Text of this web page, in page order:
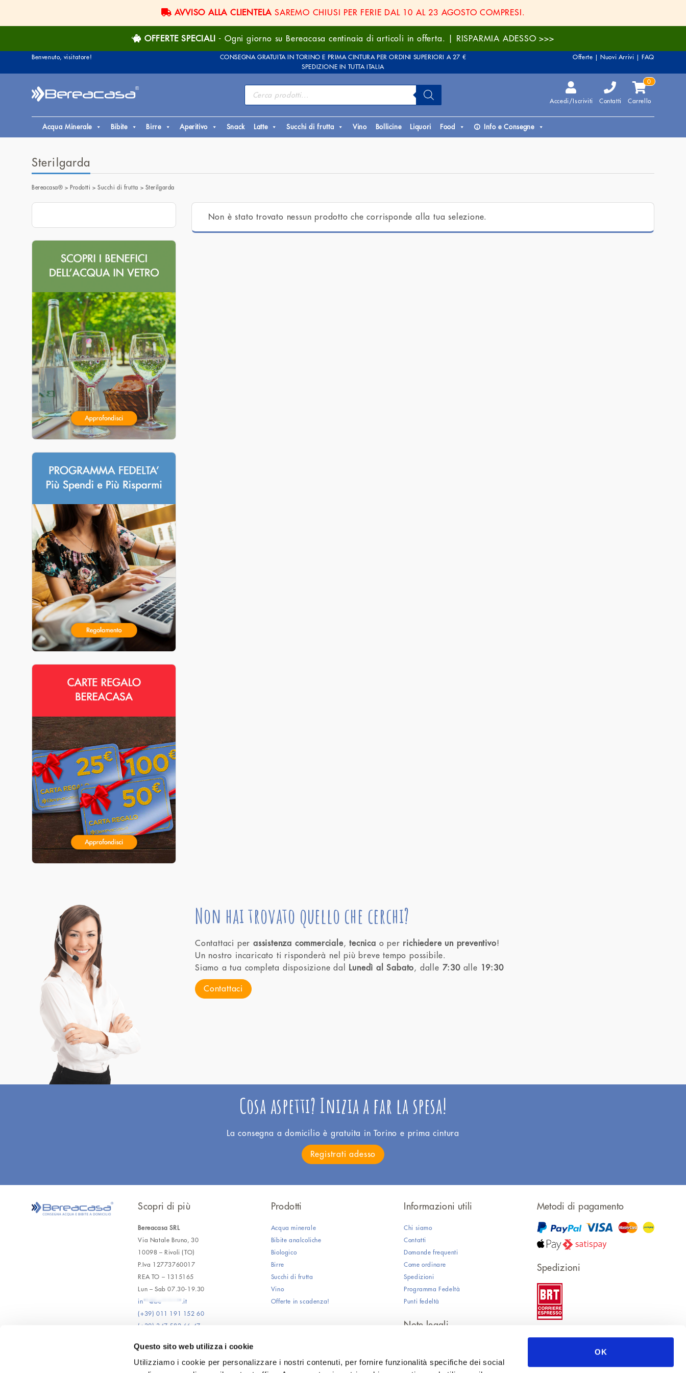
Questo sito web utilizza i cookie
Utilizziamo i cookie per personalizzare i nostri contenuti, per fornire funzionalità specifiche dei social
OK
AVVISO ALLA CLIENTELA SAREMO CHIUSI PER FERIE DAL 10 AL 23 AGOSTO COMPRESI.
OFFERTE SPECIALI - Ogni giorno su Bereacasa centinaia di articoli in offerta. | RISPARMIA ADESSO >>>
Benvenuto, visitatore!
CONSEGNA GRATUITA IN TORINO E PRIMA CINTURA PER ORDINI SUPERIORI A 27 €
SPEDIZIONE IN TUTTA ITALIA
Offerte Nuovi Arrivi FAQ
Products
search
Accedi/Iscriviti Contatti
0
Carrello
Acqua Minerale Bibite Birre Aperitivo Snack Latte Succhi di frutta Vino Bollicine Liquori Food Info e Consegne
Sterilgarda
Bereacasa® > Prodotti >Succhi di frutta > Sterilgarda
Non è stato trovato nessun prodotto che corrisponde alla tua selezione.
Non hai trovato quello che cerchi?
Contattaci per assistenza commerciale,tecnica o per richiedere un preventivo!
Un nostro incaricato ti risponderà nel più breve tempo possibile.
Siamo a tua completa disposizione dal
Lunedì al Sabato, dalle 7:30alle 19:30
Contattaci
Cosa aspetti? Inizia a far la spesa!
La consegna a domicilio è gratuita in Torino e prima cintura
Registrati adesso
Scopri di più
Bereacasa SRL
Via Natale Bruno, 30
10098 – Rivoli (TO)
P.Iva 12773760017
REA TO – 1315165
Lun – Sab 07.30-19.30
in**@be*******.it
(+39) 011 191 152 60
(+39) 347 582 66 47
Prodotti
Acqua minerale
Bibite analcoliche
Biologico
Birre
Succhi di frutta
Vino
Offerte in scadenza!
Informazioni utili
Chi siamo
Contatti
Domande frequenti
Come ordinare
Spedizioni
Programma Fedeltà
Punti fedeltà
Note legali
Utilizzo cookie
Condizioni generali di vendita
Metodi di pagamento
Spedizioni